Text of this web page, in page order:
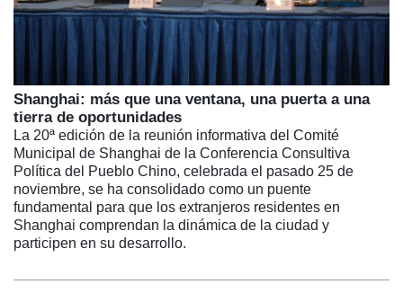
Shanghai: más que una ventana, una puerta a una
tierra de oportunidades
La 20ª edición de la reunión informativa del Comité
Municipal de Shanghai de la Conferencia Consultiva
Política del Pueblo Chino, celebrada el pasado 25 de
noviembre, se ha consolidado como un puente
fundamental para que los extranjeros residentes en
Shanghai comprendan la dinámica de la ciudad y
participen en su desarrollo.